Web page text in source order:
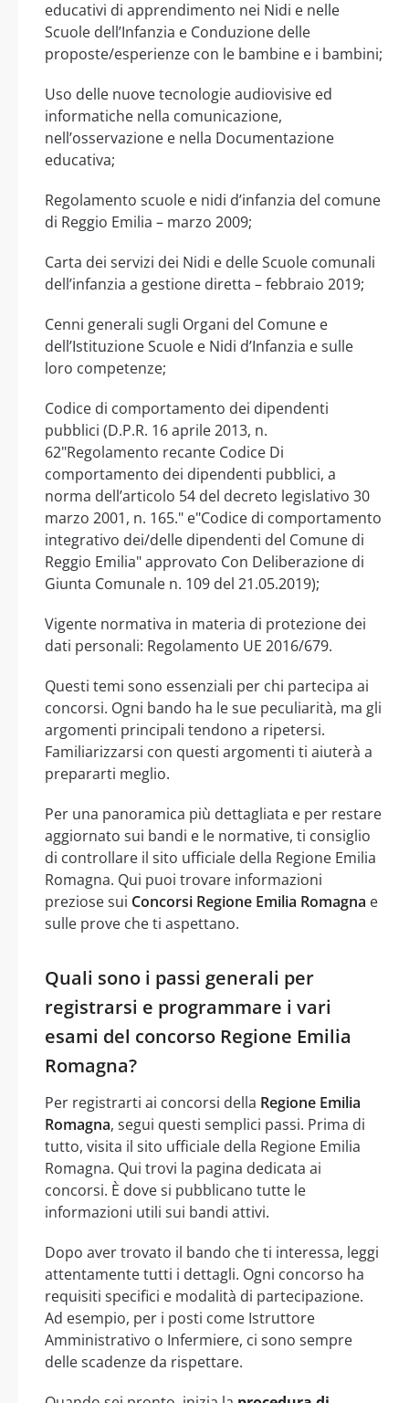
educativi di apprendimento nei Nidi e nelle
Scuole dell’Infanzia e Conduzione delle
proposte/esperienze con le bambine e i bambini;
Uso delle nuove tecnologie audiovisive ed
informatiche nella comunicazione,
nell’osservazione e nella Documentazione
educativa;
Regolamento scuole e nidi d’infanzia del comune
di Reggio Emilia – marzo 2009;
Carta dei servizi dei Nidi e delle Scuole comunali
dell’infanzia a gestione diretta – febbraio 2019;
Cenni generali sugli Organi del Comune e
dell’Istituzione Scuole e Nidi d’Infanzia e sulle
loro competenze;
Codice di comportamento dei dipendenti
pubblici (D.P.R. 16 aprile 2013, n.
62"Regolamento recante Codice Di
comportamento dei dipendenti pubblici, a
norma dell’articolo 54 del decreto legislativo 30
marzo 2001, n. 165." e"Codice di comportamento
integrativo dei/delle dipendenti del Comune di
Reggio Emilia" approvato Con Deliberazione di
Giunta Comunale n. 109 del 21.05.2019);
Vigente normativa in materia di protezione dei
dati personali: Regolamento UE 2016/679.
Questi temi sono essenziali per chi partecipa ai
concorsi. Ogni bando ha le sue peculiarità, ma gli
argomenti principali tendono a ripetersi.
Familiarizzarsi con questi argomenti ti aiuterà a
prepararti meglio.
Per una panoramica più dettagliata e per restare
aggiornato sui bandi e le normative, ti consiglio
di controllare il sito ufficiale della Regione Emilia
Romagna. Qui puoi trovare informazioni
preziose sui Concorsi Regione Emilia Romagna e
sulle prove che ti aspettano.
Quali sono i passi generali per
registrarsi e programmare i vari
esami del concorso Regione Emilia
Romagna?
Per registrarti ai concorsi della Regione Emilia
Romagna, segui questi semplici passi. Prima di
tutto, visita il sito ufficiale della Regione Emilia
Romagna. Qui trovi la pagina dedicata ai
concorsi. È dove si pubblicano tutte le
informazioni utili sui bandi attivi.
Dopo aver trovato il bando che ti interessa, leggi
attentamente tutti i dettagli. Ogni concorso ha
requisiti specifici e modalità di partecipazione.
Ad esempio, per i posti come Istruttore
Amministrativo o Infermiere, ci sono sempre
delle scadenze da rispettare.